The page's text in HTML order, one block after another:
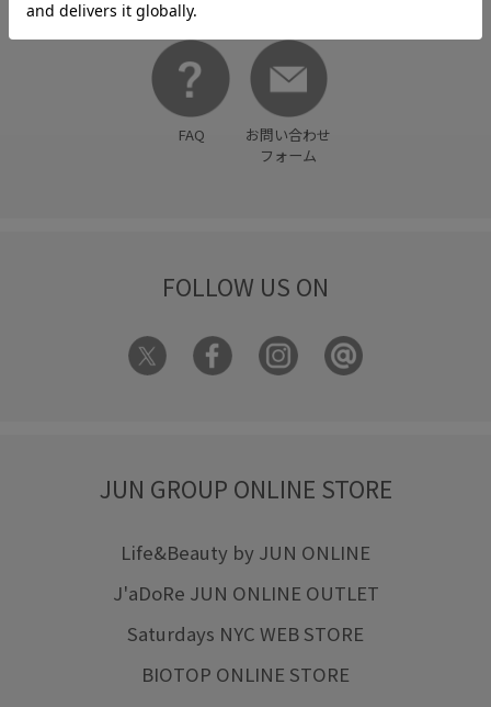
FAQ
お問い合わせ
フォーム
FOLLOW US ON
JUN GROUP ONLINE STORE
Life&Beauty by JUN ONLINE
J'aDoRe JUN ONLINE OUTLET
Saturdays NYC WEB STORE
BIOTOP ONLINE STORE